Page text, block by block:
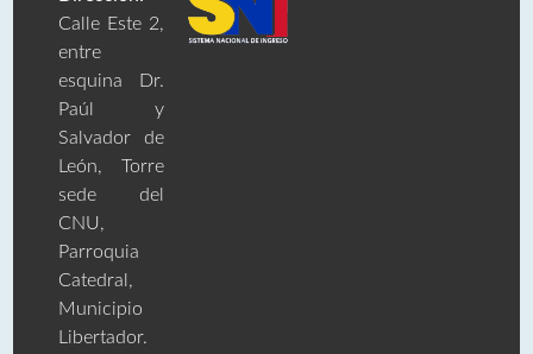
Calle Este 2,
entre
esquina Dr.
Paúl y
Salvador de
León, Torre
sede del
CNU,
Parroquia
Catedral,
Municipio
Libertador.